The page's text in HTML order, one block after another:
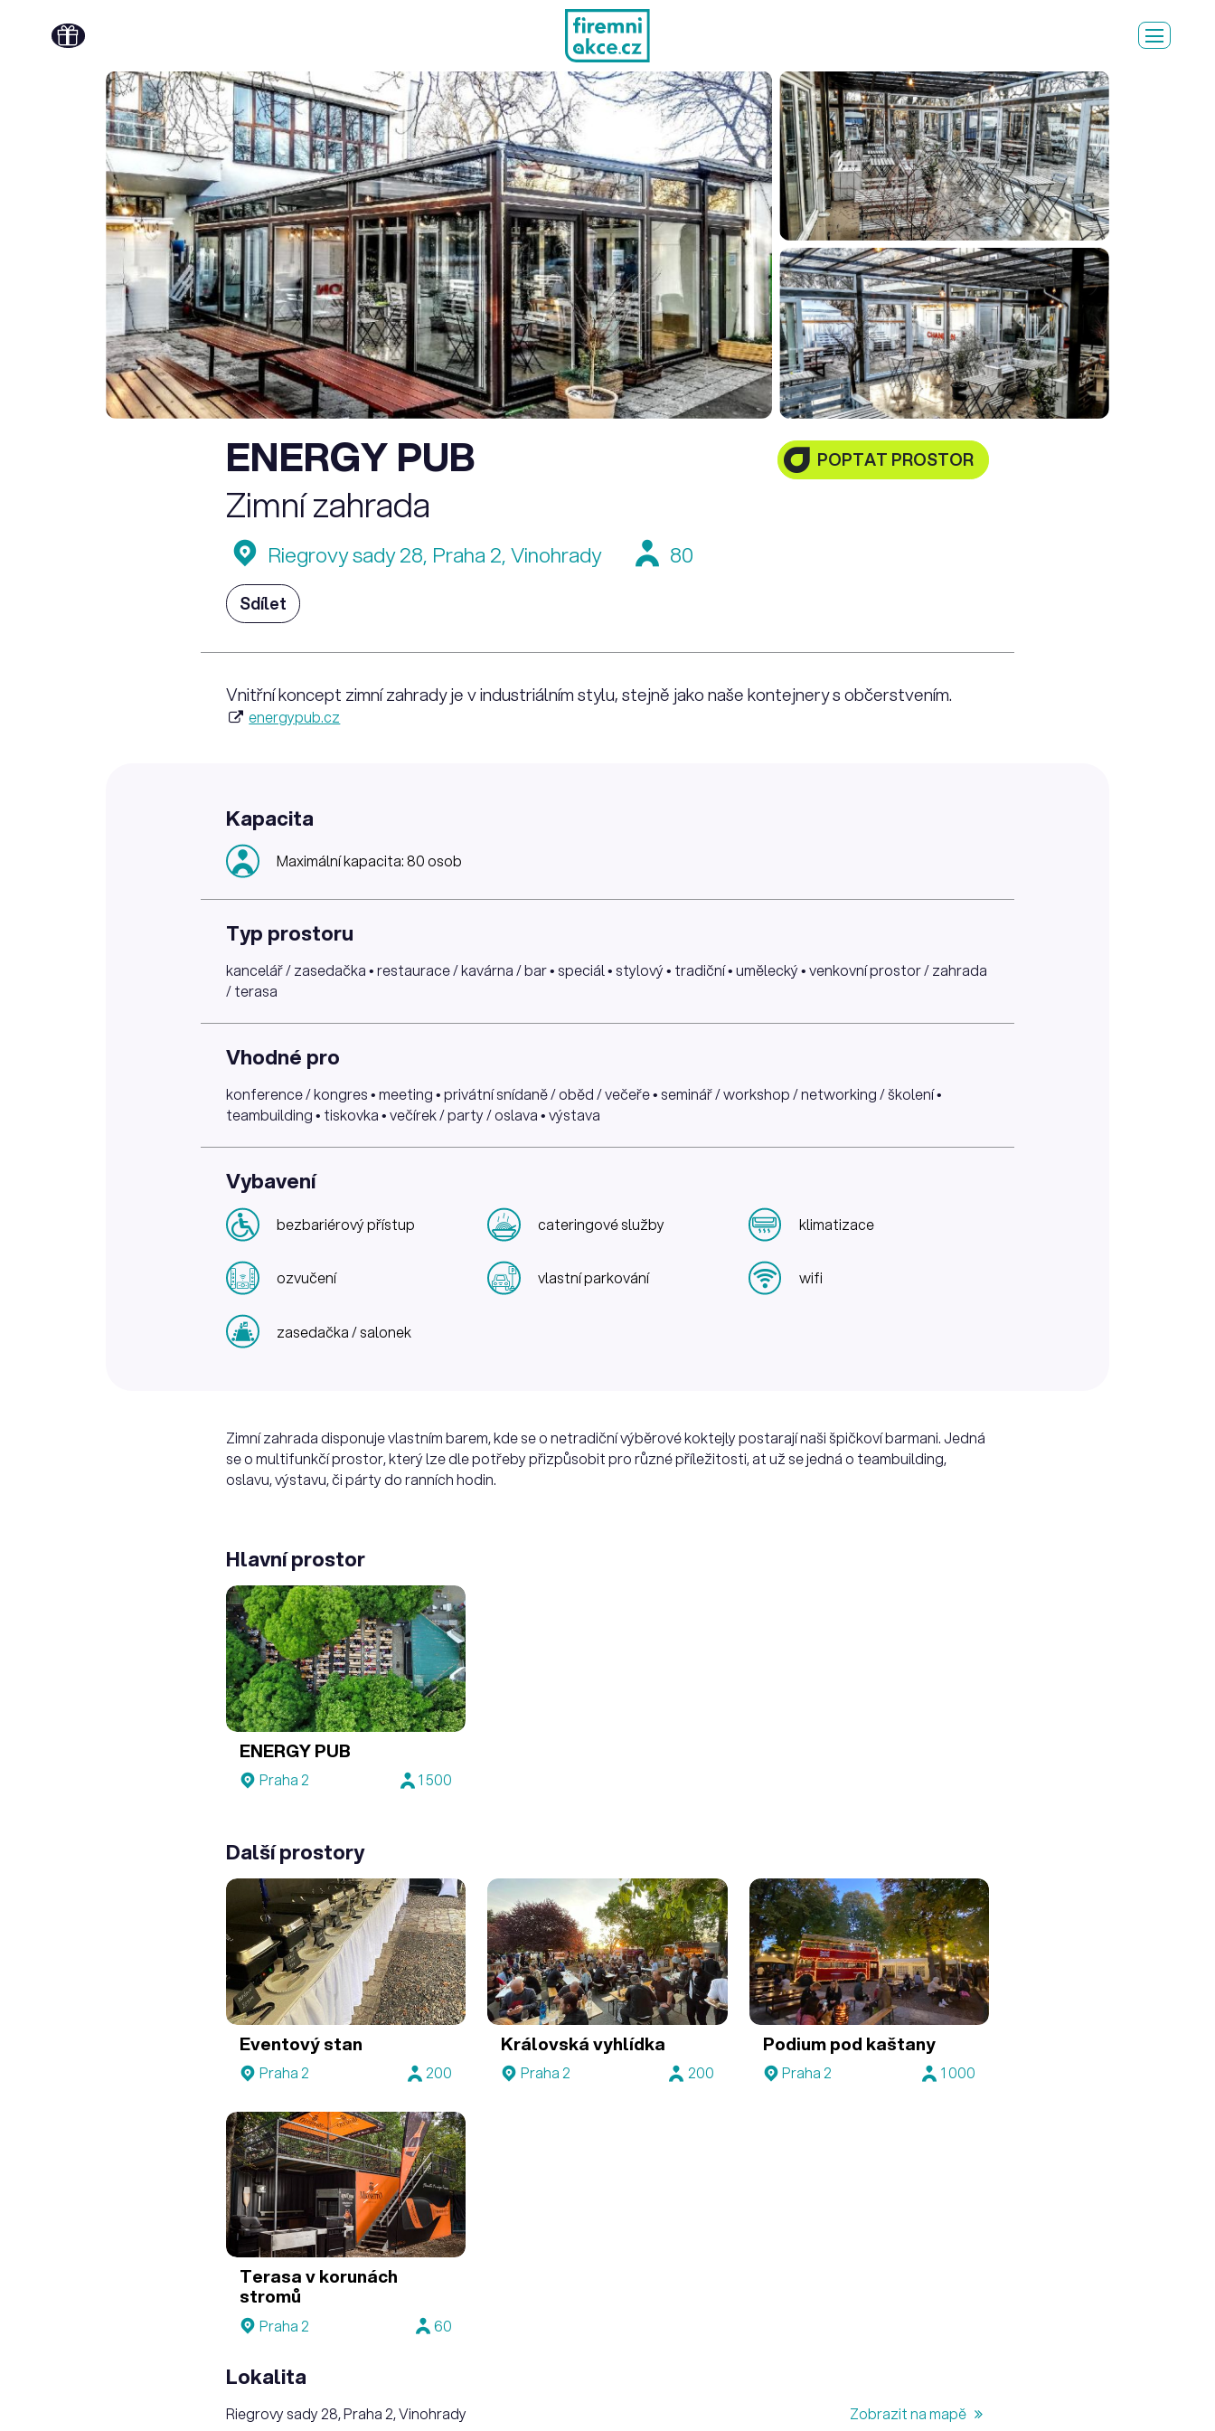
ENERGY PUB
Zimní zahrada
POPTAT PROSTOR
Riegrovy sady 28, Praha 2, Vinohrady 80
Sdílet
Vnitřní koncept zimní zahrady je v industriálním stylu, stejně jako naše kontejnery s občerstvením.
energypub.cz
Kapacita
Maximální kapacita: 80 osob
Typ prostoru
kancelář / zasedačka • restaurace / kavárna / bar • speciál • stylový • tradiční • umělecký • venkovní prostor / zahrada
/ terasa
Vhodné pro
konference / kongres • meeting • privátní snídaně / oběd / večeře • seminář / workshop / networking / školení •
teambuilding • tiskovka • večírek / party / oslava • výstava
Vybavení
bezbariérový přístup cateringové služby klimatizace
ozvučení vlastní parkování wifi
zasedačka / salonek
Zimní zahrada disponuje vlastním barem, kde se o netradiční výběrové koktejly postarají naši špičkoví barmani. Jedná
se o multifunkčí prostor, který lze dle potřeby přizpůsobit pro různé příležitosti, at už se jedná o teambuilding,
oslavu, výstavu, či párty do ranních hodin.
Hlavní prostor
ENERGY PUB
Praha 2 1 500
Další prostory
Eventový stan
Praha 2 200
Královská vyhlídka
Praha 2 200
Podium pod kaštany
Praha 2 1 000
Terasa v korunách
stromů
Praha 2 60
Lokalita
Riegrovy sady 28, Praha 2, Vinohrady Zobrazit na mapě